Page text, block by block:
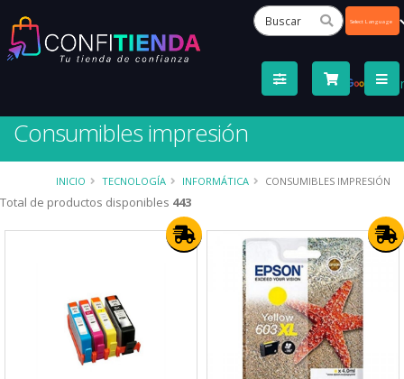
by
Consumibles impresión
INICIO TECNOLOGÍA INFORMÁTICA CONSUMIBLES IMPRESIÓN
Total de productos disponibles 443